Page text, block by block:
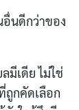
นดีกว่าของ
มีเดีย ไม่ใช่
ถูกคัดเลือก